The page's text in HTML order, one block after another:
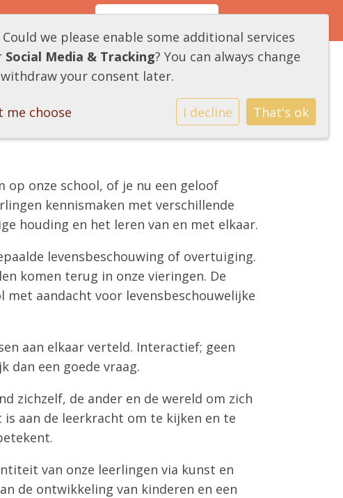
Contact
op onze school, of je nu een geloof
kennismaken met verschillende
houding en het leren van en met elkaar.
levensbeschouwing of overtuiging.
komen terug in onze vieringen. De
met aandacht voor levensbeschouwelijke
aan elkaar verteld. Interactief; geen
dan een goede vraag.
zichzelf, de ander en de wereld om zich
aan de leerkracht om te kijken en te
van onze leerlingen via kunst en
de ontwikkeling van kinderen en een
Could we please enable some additional services
Social Media & Tracking? You can always change
your consent later.
me choose I decline That's ok